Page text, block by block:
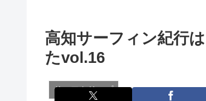
高知サーフィン紀行
たvol.16
サーフトリップ